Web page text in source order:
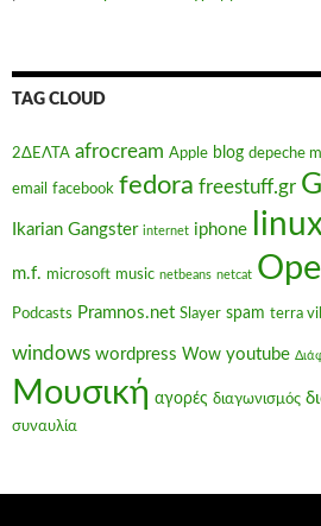
TAG CLOUD
2ΔΕΛΤΑ afrocream Apple blog depeche
email facebook fedora freestuff.gr
Ikarian Gangster internet iphone
m.f. microsoft music netbeans netcat
Podcasts Pramnos.net Slayer spam terra
windows wordpress Wow youtube
Μουσική αγορές διαγωνισμός
συναυλία